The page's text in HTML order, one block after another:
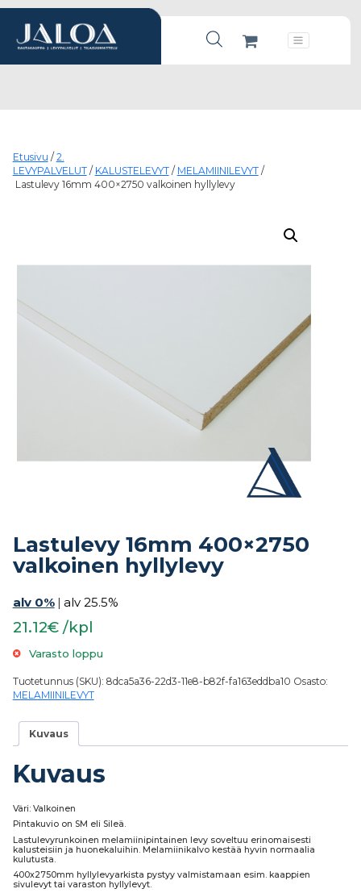
Products search
Päävalikko
Etusivu / 2.
LEVYPALVELUT/ KALUSTELEVYT/ MELAMIINILEVYT/
Lastulevy 16mm 400×2750 valkoinen hyllylevy
Lastulevy 16mm 400×2750
valkoinen hyllylevy
alv 0% | alv 25.5%
21.12€ /kpl
Varasto loppu
Tuotetunnus (SKU): 8dca5a36-22d3-11e8-b82f-fa163eddba10 Osasto:
MELAMIINILEVYT
Kuvaus
Kuvaus
Väri: Valkoinen
Pintakuvio on SM eli Sileä.
Lastulevyrunkoinen melamiinipintainen levy soveltuu erinomaisesti
kalusteisiin ja huonekaluihin. Melamiinikalvo kestää hyvin normaalia
kulutusta.
400x2750mm hyllylevyarkista pystyy valmistamaan esim. kaappien
sivulevyt tai varaston hyllylevyt.